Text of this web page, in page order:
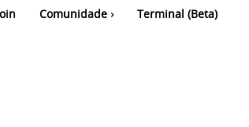
Comunidade Terminal (Beta)